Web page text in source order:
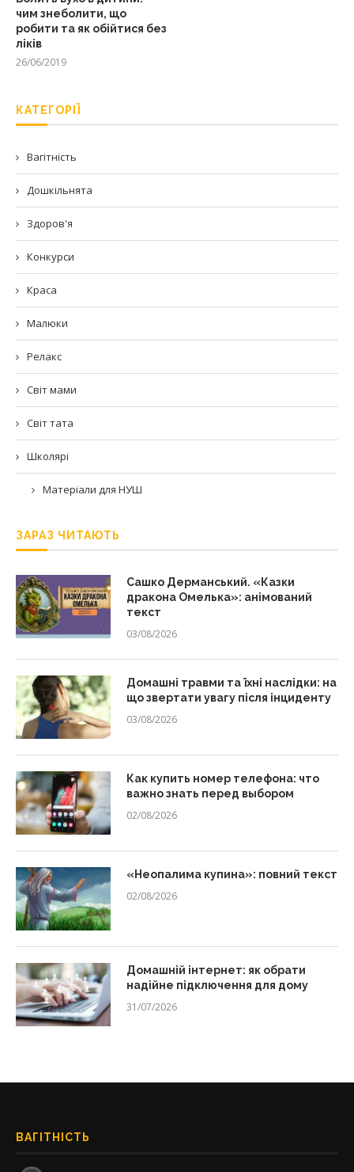
чим знеболити, що
робити та як обійтися без
ліків
26/06/2019
КАТЕГОРІЇ
Вагітність
Дошкільнята
Здоров'я
Конкурси
Краса
Малюки
Релакс
Світ мами
Світ тата
Школярі
Матеріали для НУШ
ЗАРАЗ ЧИТАЮТЬ
Сашко Дерманський. «Казки
дракона Омелька»: анімований
текст
03/08/2026
Домашні травми та їхні наслідки: на
що звертати увагу після інциденту
03/08/2026
Как купить номер телефона: что
важно знать перед выбором
02/08/2026
«Неопалима купина»: повний текст
02/08/2026
Домашній інтернет: як обрати
надійне підключення для дому
31/07/2026
ВАГІТНІСТЬ